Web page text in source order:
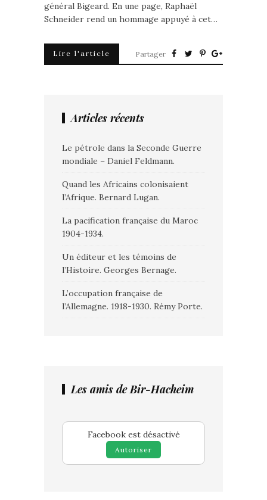
général Bigeard. En une page, Raphaël
Schneider rend un hommage appuyé à cet…
Lire l'article Partager
Articles récents
Le pétrole dans la Seconde Guerre
mondiale – Daniel Feldmann.
Quand les Africains colonisaient
l’Afrique. Bernard Lugan.
La pacification française du Maroc
1904-1934.
Un éditeur et les témoins de
l’Histoire. Georges Bernage.
L’occupation française de
l’Allemagne. 1918-1930. Rémy Porte.
Les amis de Bir-Hacheim
Facebook est désactivé
Autoriser